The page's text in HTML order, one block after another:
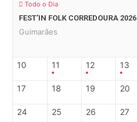
Todo o Dia
FEST’IN FOLK CORREDOURA 2026
Guimarães
10 11 12 13
17 18 19 20
24 25 26 27